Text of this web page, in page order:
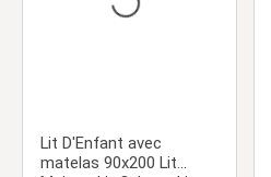
Lit D'Enfant avec
matelas 90x200 Lit